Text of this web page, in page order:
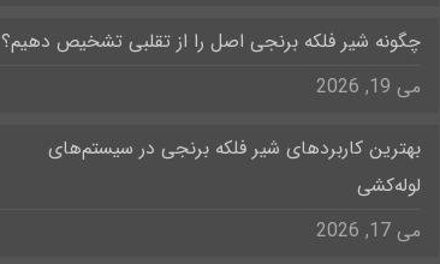
چگونه شیر فلکه برنجی اصل را از تقلبی تشخیص دهیم؟
می 19, 2026
بهترین کاربردهای شیر فلکه برنجی در سیستم‌های
لوله‌کشی
می 17, 2026